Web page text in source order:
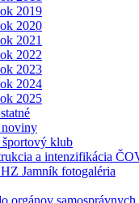
2019
2020
2021
2022
2023
2024
2025
noviny
klub
a intenzifikácia
Jamník fotogaléria
orgánov